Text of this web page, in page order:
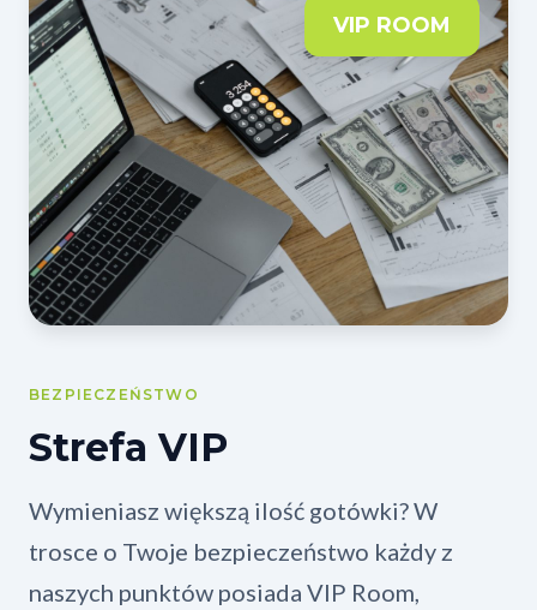
VIP ROOM
BEZPIECZEŃSTWO
Strefa VIP
Wymieniasz większą ilość gotówki? W
trosce o Twoje bezpieczeństwo każdy z
naszych punktów posiada VIP Room,